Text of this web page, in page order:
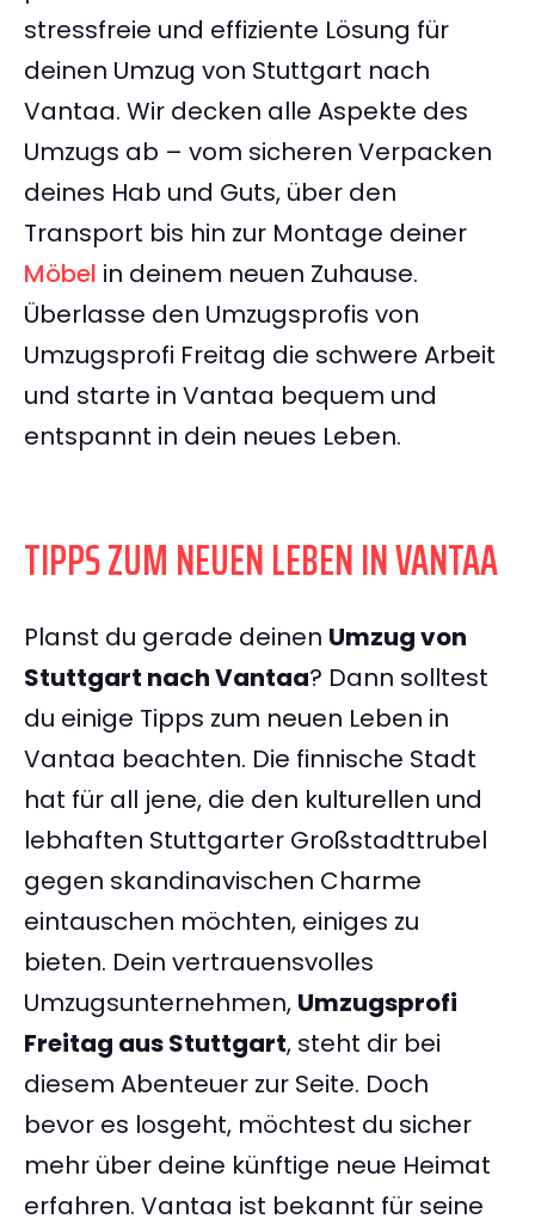
stressfreie und effiziente Lösung für
deinen Umzug von Stuttgart nach
Vantaa. Wir decken alle Aspekte des
Umzugs ab – vom sicheren Verpacken
deines Hab und Guts, über den
Transport bis hin zur Montage deiner
Möbel in deinem neuen Zuhause.
Überlasse den Umzugsprofis von
Umzugsprofi Freitag die schwere Arbeit
und starte in Vantaa bequem und
entspannt in dein neues Leben.
TIPPS ZUM NEUEN LEBEN IN VANTAA
Planst du gerade deinen Umzug von
Stuttgart nach Vantaa? Dann solltest
du einige Tipps zum neuen Leben in
Vantaa beachten. Die finnische Stadt
hat für all jene, die den kulturellen und
lebhaften Stuttgarter Großstadttrubel
gegen skandinavischen Charme
eintauschen möchten, einiges zu
bieten. Dein vertrauensvolles
Umzugsunternehmen, Umzugsprofi
Freitag aus Stuttgart, steht dir bei
diesem Abenteuer zur Seite. Doch
bevor es losgeht, möchtest du sicher
mehr über deine künftige neue Heimat
erfahren. Vantaa ist bekannt für seine